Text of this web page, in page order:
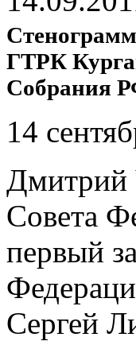
ГТРК
Собрания
14
Дмитрий
Совета
первый
Сергей